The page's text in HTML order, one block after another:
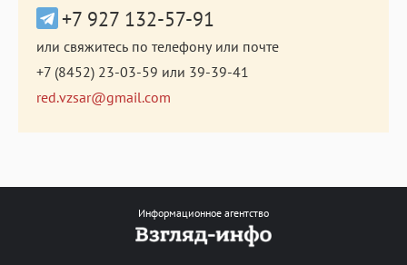
+7 927 132-57-91
или свяжитесь по телефону или почте
+7 (8452) 23-03-59 или 39-39-41
red.vzsar@gmail.com
Информационное агентство